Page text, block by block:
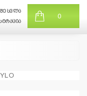
შესვლა
0